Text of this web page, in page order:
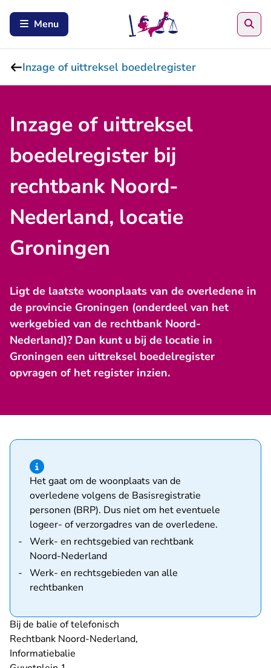
Menu
Inzage of uittreksel boedelregister
Inzage of uittreksel
boedelregister bij
rechtbank Noord-
Nederland, locatie
Groningen
Ligt de laatste woonplaats van de overledene in
de provincie Groningen (onderdeel van het
werkgebied van de rechtbank Noord-
Nederland)? Dan kunt u bij de locatie in
Groningen een uittreksel boedelregister
opvragen of het register inzien.
Hint van type informatie
Het gaat om de woonplaats van de
overledene volgens de Basisregistratie
personen (BRP). Dus niet om het eventuele
logeer- of verzorgadres van de overledene.
Werk- en rechtsgebied van rechtbank
Noord-Nederland
Werk- en rechtsgebieden van alle
rechtbanken
Bij de balie of telefonisch
Rechtbank Noord-Nederland,
Informatiebalie